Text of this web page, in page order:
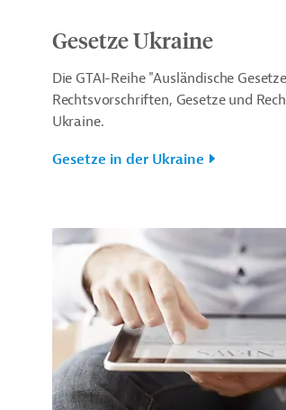
Gesetze Ukraine
Die GTAI-Reihe "Ausländische
Rechtsvorschriften, Gesetze und
Ukraine.
Gesetze in der Ukraine